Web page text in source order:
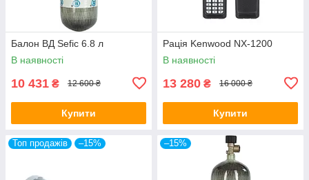
Балон ВД Sefic 6.8 л
В наявності
10 431 ₴ 12 600 ₴
Купити
Рація Kenwood NX-1200
В наявності
13 280 ₴ 16 000 ₴
Купити
Топ продажів –15% –15%